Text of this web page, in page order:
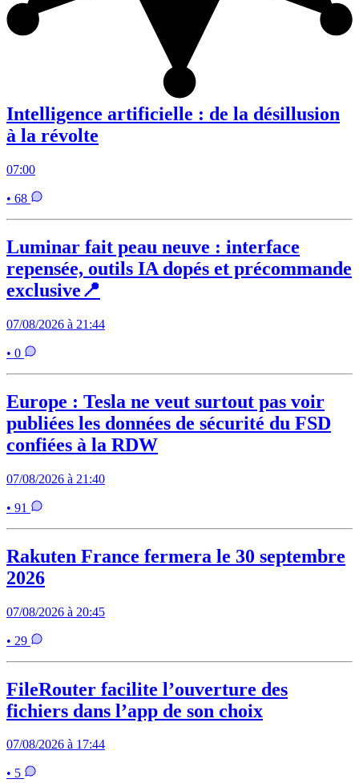
Intelligence artificielle : de la désillusion
à la révolte
07:00
• 68
Luminar fait peau neuve : interface
repensée, outils IA dopés et précommande
exclusive📍
07/08/2026 à 21:44
• 0
Europe : Tesla ne veut surtout pas voir
publiées les données de sécurité du FSD
confiées à la RDW
07/08/2026 à 21:40
• 91
Rakuten France fermera le 30 septembre
2026
07/08/2026 à 20:45
• 29
FileRouter facilite l’ouverture des
fichiers dans l’app de son choix
07/08/2026 à 17:44
• 5